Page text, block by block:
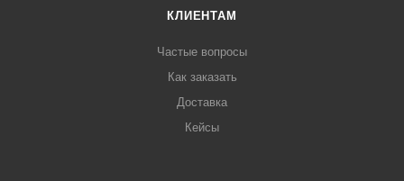
КЛИЕНТАМ
Частые вопросы
Как заказать
Доставка
Кейсы